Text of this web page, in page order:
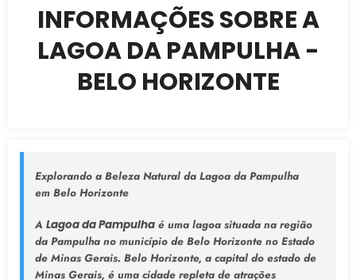
INFORMAÇÕES SOBRE A
LAGOA DA PAMPULHA -
BELO HORIZONTE
Explorando a Beleza Natural da Lagoa da Pampulha
em Belo Horizonte
A Lagoa da Pampulha é uma lagoa situada na região
da Pampulha no município de Belo Horizonte no Estado
de Minas Gerais. Belo Horizonte, a capital do estado de
Minas Gerais, é uma cidade repleta de atrações